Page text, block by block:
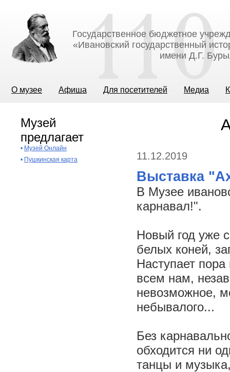
Государственное бюджетное
«Ивановский государственный
имени Д.Г.
О музее Афиша Для посетителей Медиа
Музей
предлагает
• Музей Онлайн
• Пушкинская карта 11.12.2019
Выставка
В Музее
карнавал!".
Новый год уже
белых коней,
Наступает
всем нам,
невозможное,
небывалого...
Без
обходится ни
танцы и